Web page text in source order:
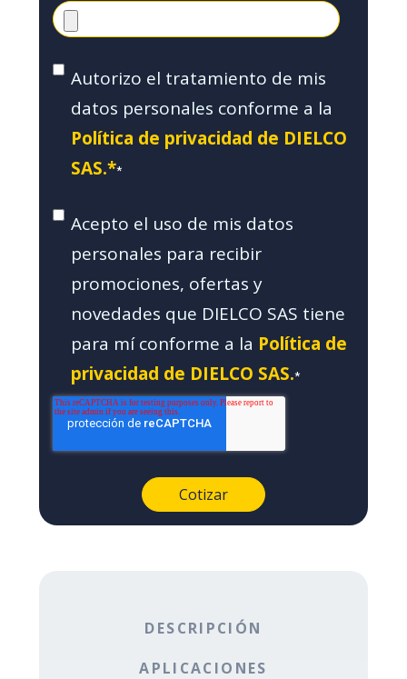
Autorizo el tratamiento de mis
datos personales conforme a la
Política de privacidad de DIELCO
SAS.**
Acepto el uso de mis datos
personales para recibir
promociones, ofertas y
novedades que DIELCO SAS tiene
para mí conforme a la Política de
privacidad de DIELCO SAS.*
DESCRIPCIÓN
APLICACIONES